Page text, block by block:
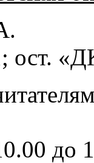
ост.
до